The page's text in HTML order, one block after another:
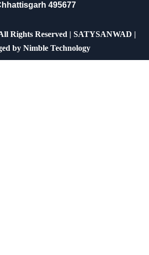
495677
Rights Reserved | SATYSANWAD |
by Nimble Technology